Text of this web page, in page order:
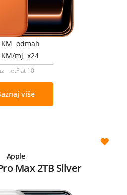
KM odmah
KM/mj x24
netFlat 10
više
Apple
Max 2TB Silver